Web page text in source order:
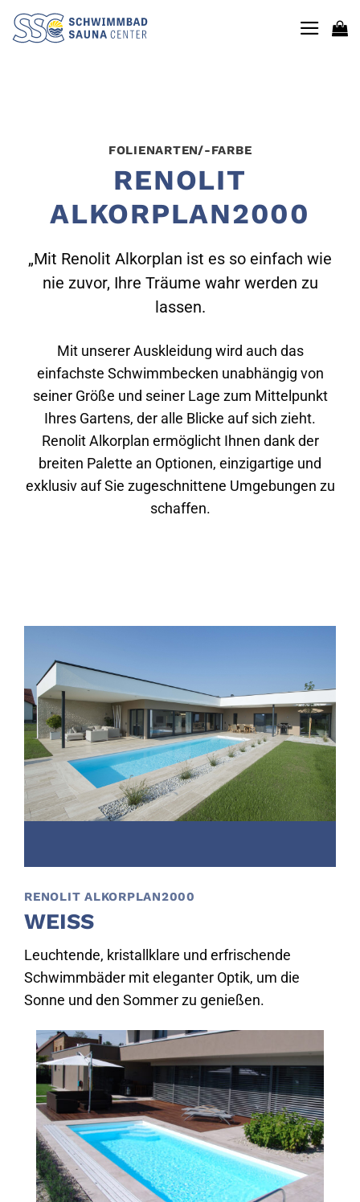
Zum
Inhalt
FOLIENARTEN/-FARBE
RENOLIT
ALKORPLAN2000
„Mit Renolit Alkorplan ist es so einfach wie
nie zuvor, Ihre Träume wahr werden zu
lassen.
Mit unserer Auskleidung wird auch das
einfachste Schwimmbecken unabhängig von
seiner Größe und seiner Lage zum Mittelpunkt
Ihres Gartens, der alle Blicke auf sich zieht.
Renolit Alkorplan ermöglicht Ihnen dank der
breiten Palette an Optionen, einzigartige und
exklusiv auf Sie zugeschnittene Umgebungen zu
schaffen.
RENOLIT ALKORPLAN2000
WEISS
Leuchtende, kristallklare und erfrischende
Schwimmbäder mit eleganter Optik, um die
Sonne und den Sommer zu genießen.